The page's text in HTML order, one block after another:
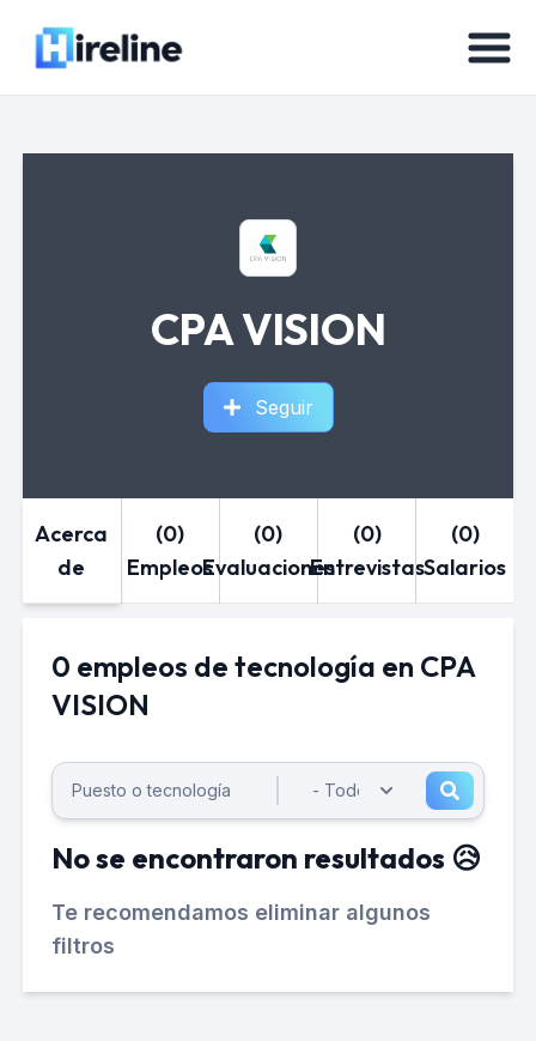
CPA VISION
Seguir
Acerca
de
(0)
Empleos
(0)
Evaluaciones
(0)
Entrevistas
(0)
Salarios
0 empleos de tecnología en CPA
VISION
No se encontraron resultados 😥
Te recomendamos eliminar algunos
filtros